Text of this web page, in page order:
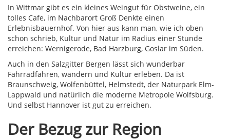
In Wittmar gibt es ein kleines Weingut für Obstweine, ein
tolles Cafe, im Nachbarort Groß Denkte einen
Erlebnisbauernhof. Von hier aus kann man, wie ich oben
schon schrieb, Kultur und Natur im Radius einer Stunde
erreichen: Wernigerode, Bad Harzburg, Goslar im Süden.
Auch in den Salzgitter Bergen lässt sich wunderbar
Fahrradfahren, wandern und Kultur erleben. Da ist
Braunschweig, Wolfenbüttel, Helmstedt, der Naturpark Elm-
Lappwald und natürlich die moderne Metropole Wolfsburg.
Und selbst Hannover ist gut zu erreichen.
Der Bezug zur Region